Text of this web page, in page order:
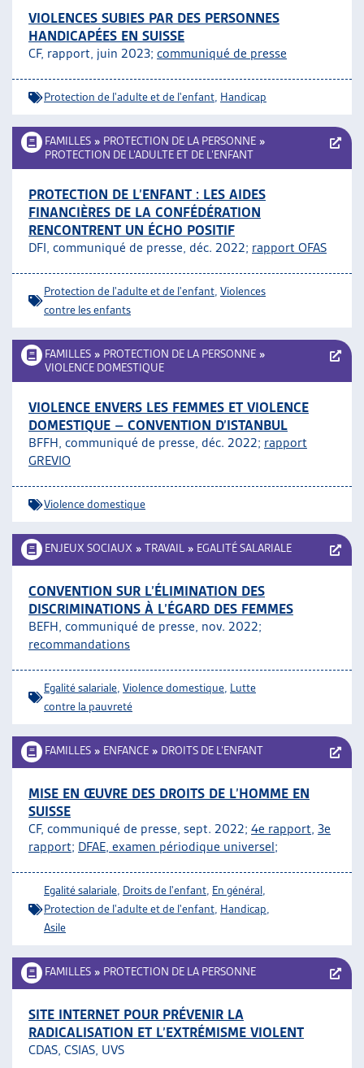
VIOLENCES SUBIES PAR DES PERSONNES
HANDICAPÉES EN SUISSE
CF, rapport, juin 2023; communiqué de presse
Protection de l'adulte et de l'enfant Handicap
FAMILLES » PROTECTION DE LA PERSONNE »
PROTECTION DE L’ADULTE ET DE L’ENFANT
PROTECTION DE L’ENFANT : LES AIDES
FINANCIÈRES DE LA CONFÉDÉRATION
RENCONTRENT UN ÉCHO POSITIF
DFI, communiqué de presse, déc. 2022; rapport OFAS
Protection de l'adulte et de l'enfant Violences
contre les enfants
FAMILLES » PROTECTION DE LA PERSONNE »
VIOLENCE DOMESTIQUE
VIOLENCE ENVERS LES FEMMES ET VIOLENCE
DOMESTIQUE – CONVENTION D’ISTANBUL
BFFH, communiqué de presse, déc. 2022; rapport
GREVIO
Violence domestique
ENJEUX SOCIAUX » TRAVAIL » EGALITÉ SALARIALE
CONVENTION SUR L’ÉLIMINATION DES
DISCRIMINATIONS À L’ÉGARD DES FEMMES
BEFH, communiqué de presse, nov. 2022;
recommandations
Egalité salariale Violence domestique Lutte
contre la pauvreté
FAMILLES » ENFANCE » DROITS DE L’ENFANT
MISE EN ŒUVRE DES DROITS DE L’HOMME EN
SUISSE
CF, communiqué de presse, sept. 2022; 4e rapport, 3e
rapport; DFAE, examen périodique universel;
Egalité salariale Droits de l'enfant En général
Protection de l'adulte et de l'enfant Handicap
Asile
FAMILLES » PROTECTION DE LA PERSONNE
SITE INTERNET POUR PRÉVENIR LA
RADICALISATION ET L’EXTRÉMISME VIOLENT
CDAS, CSIAS, UVS